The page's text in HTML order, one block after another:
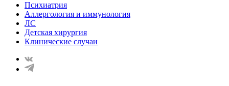
Психиатрия
Аллергология и иммунология
ЛС
Детская хирургия
Клинические случаи